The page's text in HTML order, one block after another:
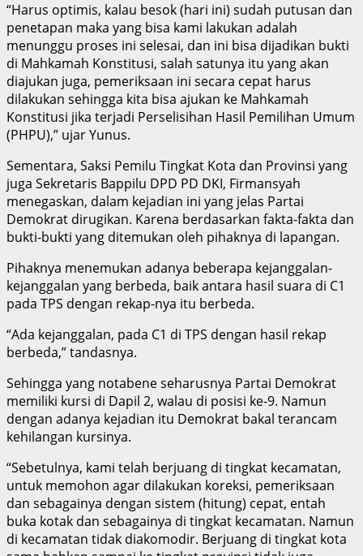
“Harus optimis, kalau besok (hari ini) sudah putusan dan
penetapan maka yang bisa kami lakukan adalah
menunggu proses ini selesai, dan ini bisa dijadikan bukti
di Mahkamah Konstitusi, salah satunya itu yang akan
diajukan juga, pemeriksaan ini secara cepat harus
dilakukan sehingga kita bisa ajukan ke Mahkamah
Konstitusi jika terjadi Perselisihan Hasil Pemilihan Umum
(PHPU),” ujar Yunus.
Sementara, Saksi Pemilu Tingkat Kota dan Provinsi yang
juga Sekretaris Bappilu DPD PD DKI, Firmansyah
menegaskan, dalam kejadian ini yang jelas Partai
Demokrat dirugikan. Karena berdasarkan fakta-fakta dan
bukti-bukti yang ditemukan oleh pihaknya di lapangan.
Pihaknya menemukan adanya beberapa kejanggalan-
kejanggalan yang berbeda, baik antara hasil suara di C1
pada TPS dengan rekap-nya itu berbeda.
“Ada kejanggalan, pada C1 di TPS dengan hasil rekap
berbeda,” tandasnya.
Sehingga yang notabene seharusnya Partai Demokrat
memiliki kursi di Dapil 2, walau di posisi ke-9. Namun
dengan adanya kejadian itu Demokrat bakal terancam
kehilangan kursinya.
“Sebetulnya, kami telah berjuang di tingkat kecamatan,
untuk memohon agar dilakukan koreksi, pemeriksaan
dan sebagainya dengan sistem (hitung) cepat, entah
buka kotak dan sebagainya di tingkat kecamatan. Namun
di kecamatan tidak diakomodir. Berjuang di tingkat kota